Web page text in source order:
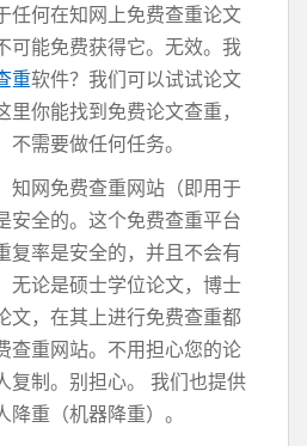
任何在知网上免费查重论文
可能免费获得它。无效。我
重软件？我们可以试试论文
你能找到免费论文查重，
需要做任何任务。
知网免费查重网站（即用于
安全的。这个免费查重平台
复率是安全的，并且不会有
无论是硕士学位论文，博士
文，在其上进行免费查重都
查重网站。不用担心您的论
复制。别担心。 我们也提供
降重（机器降重）。